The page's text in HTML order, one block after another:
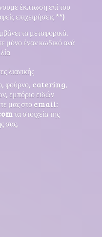
έκπτωση επί του
επιχειρήσεις **)
τα μεταφορικά.
μόνο έναν κωδικό ανά
λιανικής
φούρνο, catering,
εμπόριο ειδών
μας στο email:
τα στοιχεία της
σας.